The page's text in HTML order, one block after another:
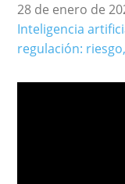
28 de enero de
Inteligencia
regulación: